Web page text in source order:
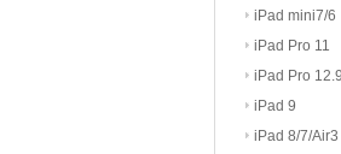
iPad mini7/6
iPad Pro 11
iPad Pro 12.9
iPad 9
iPad 8/7/Air3